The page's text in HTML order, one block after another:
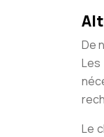
De
Le